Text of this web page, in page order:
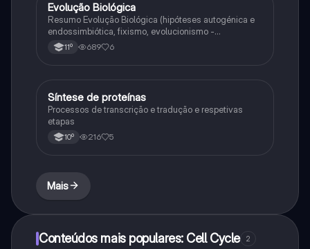
Biologia
Evolução Biológica
Resumo Evolução Biológica (hipóteses autogénica e
endossimbiótica, fixismo, evolucionismo -
argumentos, lamarckismo, darwinismo,
neodarwinismo)
11º 689 6
Biologia
Síntese de proteínas
Processos de transcrição e tradução e respetivas
etapas
10º 216 5
Mais
Conteúdos mais populares: Cell Cycle 2